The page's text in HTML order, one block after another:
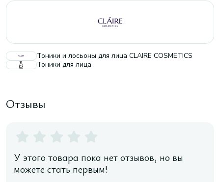
Тоники и лосьоны для лица CLAIRE COSMETICS
Тоники для лица
Отзывы
У этого товара пока нет отзывов, но вы
можете стать первым!